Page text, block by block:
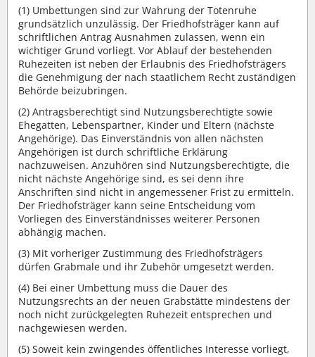
(1) Umbettungen sind zur Wahrung der Totenruhe
grundsätzlich unzulässig. Der Friedhofsträger kann auf
schriftlichen Antrag Ausnahmen zulassen, wenn ein
wichtiger Grund vorliegt. Vor Ablauf der bestehenden
Ruhezeiten ist neben der Erlaubnis des Friedhofsträgers
die Genehmigung der nach staatlichem Recht zuständigen
Behörde beizubringen.
(2) Antragsberechtigt sind Nutzungsberechtigte sowie
Ehegatten, Lebenspartner, Kinder und Eltern (nächste
Angehörige). Das Einverständnis von allen nächsten
Angehörigen ist durch schriftliche Erklärung
nachzuweisen. Anzuhören sind Nutzungsberechtigte, die
nicht nächste Angehörige sind, es sei denn ihre
Anschriften sind nicht in angemessener Frist zu ermitteln.
Der Friedhofsträger kann seine Entscheidung vom
Vorliegen des Einverständnisses weiterer Personen
abhängig machen.
(3) Mit vorheriger Zustimmung des Friedhofsträgers
dürfen Grabmale und ihr Zubehör umgesetzt werden.
(4) Bei einer Umbettung muss die Dauer des
Nutzungsrechts an der neuen Grabstätte mindestens der
noch nicht zurückgelegten Ruhezeit entsprechen und
nachgewiesen werden.
(5) Soweit kein zwingendes öffentliches Interesse vorliegt,